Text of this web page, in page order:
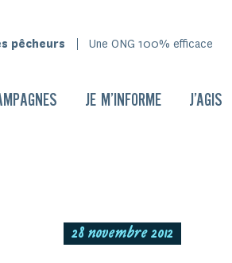
pêcheurs Une ONG 100% efficace
JE M’INFORME J’AGIS
28 novembre 2012